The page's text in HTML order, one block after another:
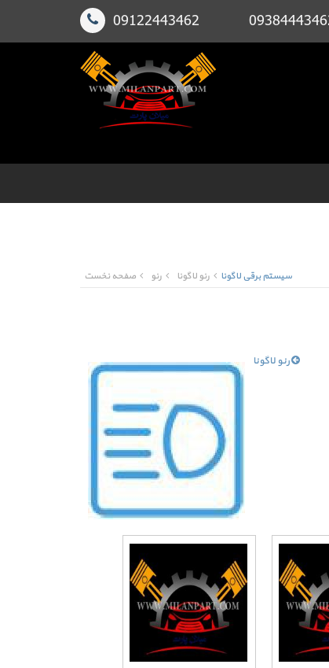
صفحه نخست رنو رنو لاگونا سیستم برقی لاگونا
رنو لاگونا